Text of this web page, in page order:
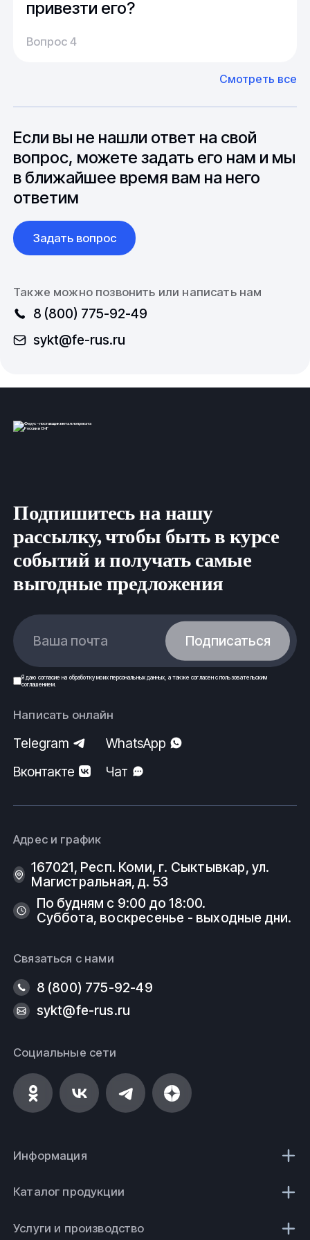
Производство:
20-25 дней, но в зависимости от различных
может быть сокращен до 1 недели.
до 6 месяцев производства.
привезти его?
У нас большой опыт поставок из Европы и
Азии. Через наших партнеров мы сможем
вопросы связанные с документацией и
международной логистикой.
Вопрос 4
Смотреть все
Если вы не нашли ответ на свой
вопрос, можете задать его нам и мы
в ближайшее время вам на него
ответим
Задать вопрос
Также можно позвонить или написать нам
8 (800) 775-92-49
sykt@fe-rus.ru
Подпишитесь на нашу
рассылку, чтобы быть в курсе
событий и получать самые
выгодные предложения
Ваша почта Подписаться
Я даю согласие на обработку моих персональных данных , а также согласен спользовательским
соглашением.
Написать онлайн
Telegram
WhatsApp
Вконтакте
Чат
Адрес и график
167021, Респ. Коми, г. Сыктывкар, ул.
Магистральная, д. 53
По будням с 9:00 до 18:00.
Суббота, воскресенье - выходные дни.
Связаться с нами
8 (800) 775-92-49
sykt@fe-rus.ru
Социальные сети
Информация
Каталог продукции
Услуги и производство